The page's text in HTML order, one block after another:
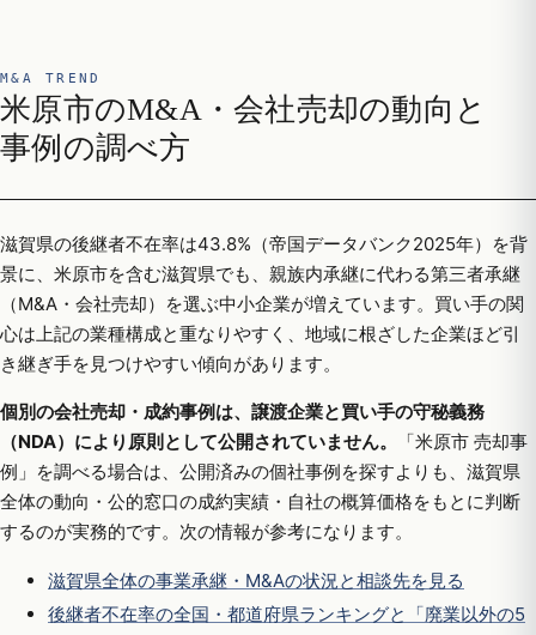
M&A TREND
米原市のM&A・会社売却の動向と
事例の調べ方
滋賀県の後継者不在率は43.8%（帝国データバンク2025年）を背
景に、米原市を含む滋賀県でも、親族内承継に代わる第三者承継
（M&A・会社売却）を選ぶ中小企業が増えています。買い手の関
心は上記の業種構成と重なりやすく、地域に根ざした企業ほど引
き継ぎ手を見つけやすい傾向があります。
個別の会社売却・成約事例は、譲渡企業と買い手の守秘義務
（NDA）により原則として公開されていません。
「米原市 売却事
例」を調べる場合は、公開済みの個社事例を探すよりも、滋賀県
全体の動向・公的窓口の成約実績・自社の概算価格をもとに判断
するのが実務的です。次の情報が参考になります。
滋賀県全体の事業承継・M&Aの状況と相談先を見る
後継者不在率の全国・都道府県ランキングと「廃業以外の5